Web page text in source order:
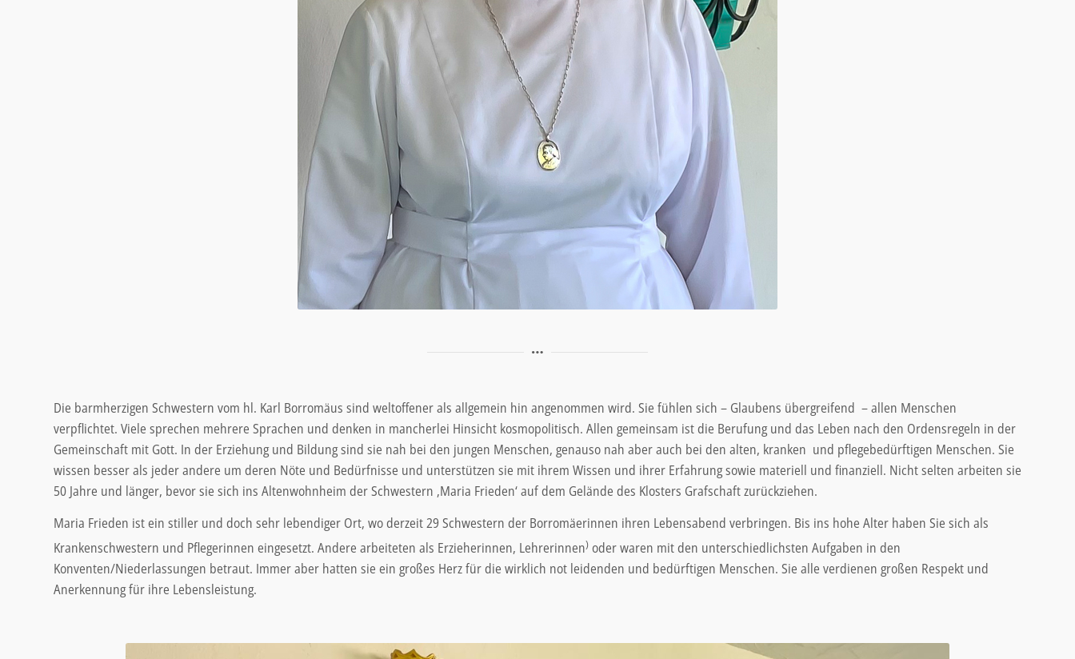
Die barmherzigen Schwestern vom hl. Karl Borromäus sind weltoffener als allgemein hin angenommen wird. Sie fühlen sich – Glaubens übergreifend – allen Menschen
verpflichtet. Viele sprechen mehrere Sprachen und denken in mancherlei Hinsicht kosmopolitisch. Allen gemeinsam ist die Berufung und das Leben nach den Ordensregeln in der
Gemeinschaft mit Gott. In der Erziehung und Bildung sind sie nah bei den jungen Menschen, genauso nah aber auch bei den alten, kranken und pflegebedürftigen Menschen. Sie
wissen besser als jeder andere um deren Nöte und Bedürfnisse und unterstützen sie mit ihrem Wissen und ihrer Erfahrung sowie materiell und finanziell. Nicht selten arbeiten sie
50 Jahre und länger, bevor sie sich ins Altenwohnheim der Schwestern ‚Maria Frieden‘ auf dem Gelände des Klosters Grafschaft zurückziehen.
Maria Frieden ist ein stiller und doch sehr lebendiger Ort, wo derzeit 29 Schwestern der Borromäerinnen ihren Lebensabend verbringen. Bis ins hohe Alter haben Sie sich als
Krankenschwestern und Pflegerinnen eingesetzt. Andere arbeiteten als Erzieherinnen, Lehrerinnen) oder waren mit den unterschiedlichsten Aufgaben in den
Konventen/Niederlassungen betraut. Immer aber hatten sie ein großes Herz für die wirklich not leidenden und bedürftigen Menschen. Sie alle verdienen großen Respekt und
Anerkennung für ihre Lebensleistung.